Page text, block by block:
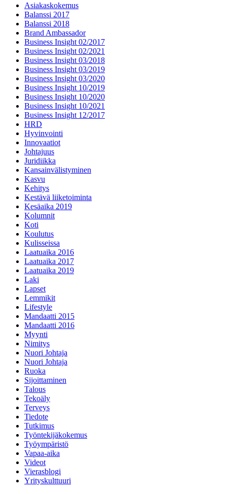
Asiakaskokemus
Balanssi 2017
Balanssi 2018
Brand Ambassador
Business Insight 02/2017
Business Insight 02/2021
Business Insight 03/2018
Business Insight 03/2019
Business Insight 03/2020
Business Insight 10/2019
Business Insight 10/2020
Business Insight 10/2021
Business Insight 12/2017
HRD
Hyvinvointi
Innovaatiot
Johtajuus
Juridiikka
Kansainvälistyminen
Kasvu
Kehitys
Kestävä liiketoiminta
Kesäaika 2019
Kolumnit
Koti
Koulutus
Kulisseissa
Laatuaika 2016
Laatuaika 2017
Laatuaika 2019
Laki
Lapset
Lemmikit
Lifestyle
Mandaatti 2015
Mandaatti 2016
Myynti
Nimitys
Nuori Johtaja
Nuori Johtaja
Ruoka
Sijoittaminen
Talous
Tekoäly
Terveys
Tiedote
Tutkimus
Työntekijäkokemus
Työympäristö
Vapaa-aika
Videot
Vierasblogi
Yrityskulttuuri